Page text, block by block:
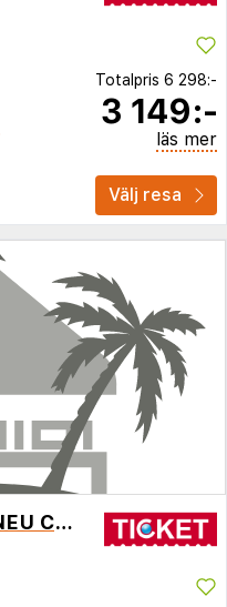
Totalpris 6 298:-
3 149:-
läs mer
Välj resa
115 The Strand Hotel by NEU Collective